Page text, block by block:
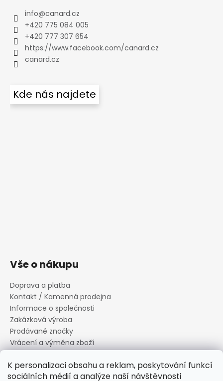
K personalizaci obsahu a reklam, poskytování funkcí
sociálních médií a analýze naší návštěvnosti
info@canard.cz
+420 775 084 005
+420 777 307 654
https://www.facebook.com/canard.cz
canard.cz
Kde nás najdete
Vše o nákupu
Doprava a platba
Kontakt / Kamenná prodejna
Informace o společnosti
Zakázková výroba
Prodávané značky
Vrácení a výměna zboží
Informace o souborech cookies
Reklamační řád